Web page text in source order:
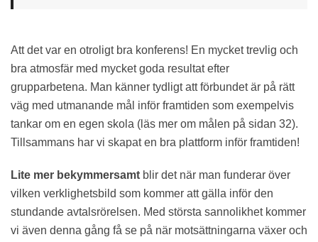
Att det var en otroligt bra konferens! En mycket trevlig och
bra atmosfär med mycket goda resultat efter
grupparbetena. Man känner tydligt att förbundet är på rätt
väg med utmanande mål inför framtiden som exempelvis
tankar om en egen skola (läs mer om målen på sidan 32).
Tillsammans har vi skapat en bra plattform inför framtiden!
Lite mer bekymmersamt blir det när man funderar över
vilken verklighetsbild som kommer att gälla inför den
stundande avtalsrörelsen. Med största sannolikhet kommer
vi även denna gång få se på när motsättningarna växer och